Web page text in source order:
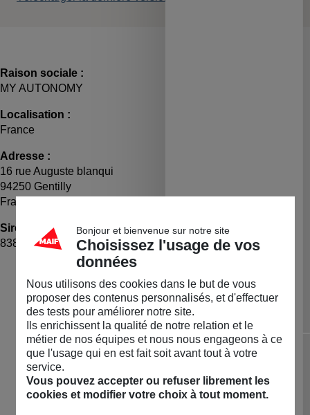
Raison sociale :
MY AUTONOMY
Localisation :
France
Adresse :
16 rue Auguste blanqui
94250 Gentilly
France
Siret :
83858547900010
TVA :
FR48838585479
LA BOUTIQUE
Permanente
Diapositive précédente
NOUVEAUTÉS 🔥
VIVRE
LOISIRS & TECH
RÉGIONS
Voir toute la boutique
Bonjour et bienvenue sur notre site
Choisissez l'usage de vos
données
Nous utilisons des cookies dans le but de vous
proposer des contenus personnalisés, et d'effectuer
des tests pour améliorer notre site.
Ils enrichissent la qualité de notre relation et le
métier de nos équipes et nous nous engageons à ce
que l'usage qui en est fait soit avant tout à votre
service.
Vous pouvez accepter ou refuser librement les
cookies et modifier votre choix à tout moment.